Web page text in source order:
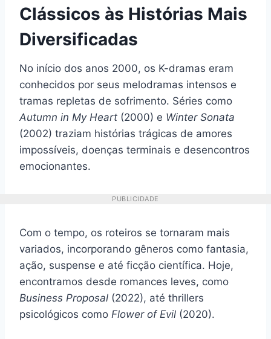
Clássicos às Histórias Mais
Diversificadas
No início dos anos 2000, os K-dramas eram
conhecidos por seus melodramas intensos e
tramas repletas de sofrimento. Séries como
Autumn in My Heart (2000) e Winter Sonata
(2002) traziam histórias trágicas de amores
impossíveis, doenças terminais e desencontros
emocionantes.
PUBLICIDADE
Com o tempo, os roteiros se tornaram mais
variados, incorporando gêneros como fantasia,
ação, suspense e até ficção científica. Hoje,
encontramos desde romances leves, como
Business Proposal (2022), até thrillers
psicológicos como Flower of Evil (2020).